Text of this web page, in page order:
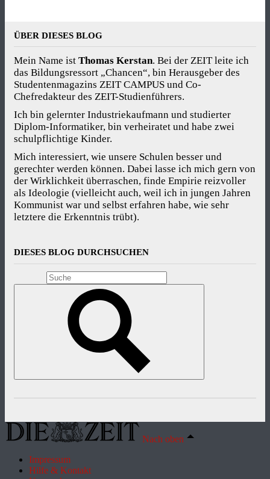
ÜBER DIESES BLOG
Mein Name ist Thomas Kerstan. Bei der ZEIT leite ich
das Bildungsressort „Chancen“, bin Herausgeber des
Studentenmagazins ZEIT CAMPUS und Co-
Chefredakteur des ZEIT-Studienführers.
Ich bin gelernter Industriekaufmann und studierter
Diplom-Informatiker, bin verheiratet und habe zwei
schulpflichtige Kinder.
Mich interessiert, wie unsere Schulen besser und
gerechter werden können. Dabei lasse ich mich gern von
der Wirklichkeit überraschen, finde Empirie reizvoller
als Ideologie (vielleicht auch, weil ich in jungen Jahren
Kommunist war und selbst erfahren habe, wie sehr
letztere die Erkenntnis trübt).
DIESES BLOG DURCHSUCHEN
Nach oben
Impressum
Hilfe & Kontakt